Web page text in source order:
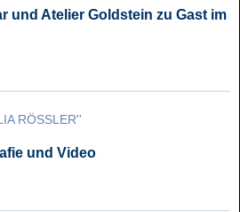
und Atelier Goldstein zu Gast im
RÖSSLER''
und Video